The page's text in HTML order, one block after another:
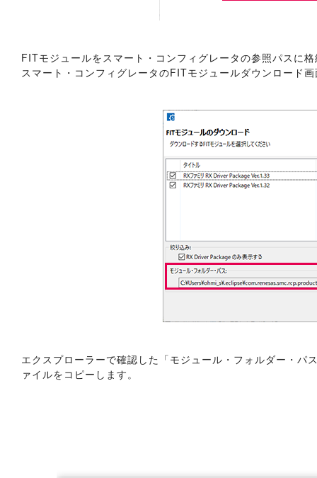
FITモジュールをスマート・コンフィグレータの参照パスに
スマート・コンフィグレータのFITモジュールダウンロード
エクスプローラーで確認した「モジュール・フォルダー・
ァイルをコピーします。